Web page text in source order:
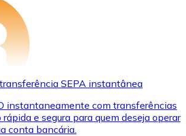
SEPA instantânea
instantaneamente com transferências
rápida e segura para quem deseja operar
conta bancária.